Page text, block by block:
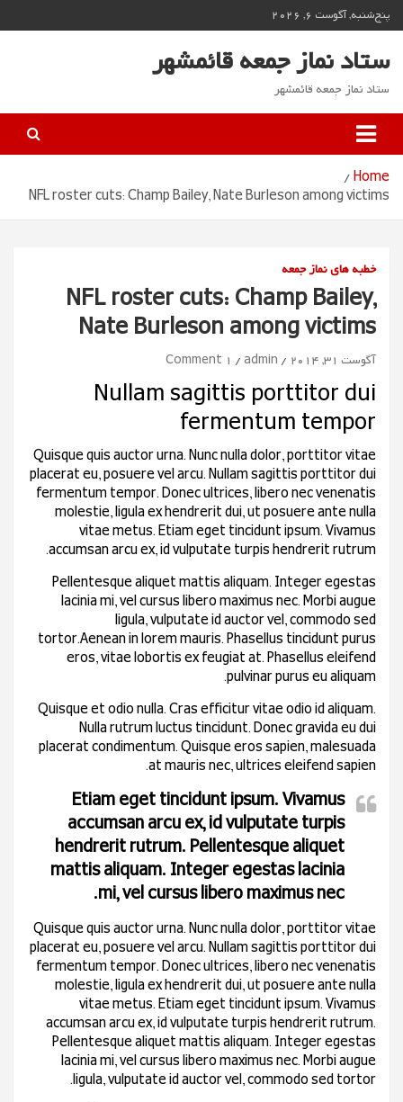
Skip
to
content
پنج‌شنبه, آگوست 6, 2026
ستاد نماز جمعه قائمشهر
ستاد نماز جمعه قائمشهر
Home
NFL roster cuts: Champ Bailey, Nate Burleson among victims
خطبه های نماز جمعه
NFL roster cuts: Champ Bailey,
Nate Burleson among victims
آگوست 31, 2014 admin
1 Comment
Nullam sagittis porttitor dui
fermentum tempor
Quisque quis auctor urna. Nunc nulla dolor, porttitor vitae
placerat eu, posuere vel arcu. Nullam sagittis porttitor dui
fermentum tempor. Donec ultrices, libero nec venenatis
molestie, ligula ex hendrerit dui, ut posuere ante nulla
vitae metus. Etiam eget tincidunt ipsum. Vivamus
accumsan arcu ex, id vulputate turpis hendrerit rutrum.
Pellentesque aliquet mattis aliquam. Integer egestas
lacinia mi, vel cursus libero maximus nec. Morbi augue
ligula, vulputate id auctor vel, commodo sed
tortor.Aenean in lorem mauris. Phasellus tincidunt purus
eros, vitae lobortis ex feugiat at. Phasellus eleifend
pulvinar purus eu aliquam.
Quisque et odio nulla. Cras efficitur vitae odio id aliquam.
Nulla rutrum luctus tincidunt. Donec gravida eu dui
placerat condimentum. Quisque eros sapien, malesuada
at mauris nec, ultrices eleifend sapien.
Etiam eget tincidunt ipsum. Vivamus
accumsan arcu ex, id vulputate turpis
hendrerit rutrum. Pellentesque aliquet
mattis aliquam. Integer egestas lacinia
mi, vel cursus libero maximus nec.
Quisque quis auctor urna. Nunc nulla dolor, porttitor vitae
placerat eu, posuere vel arcu. Nullam sagittis porttitor dui
fermentum tempor. Donec ultrices, libero nec venenatis
molestie, ligula ex hendrerit dui, ut posuere ante nulla
vitae metus. Etiam eget tincidunt ipsum. Vivamus
accumsan arcu ex, id vulputate turpis hendrerit rutrum.
Pellentesque aliquet mattis aliquam. Integer egestas
lacinia mi, vel cursus libero maximus nec. Morbi augue
ligula, vulputate id auctor vel, commodo sed tortor.